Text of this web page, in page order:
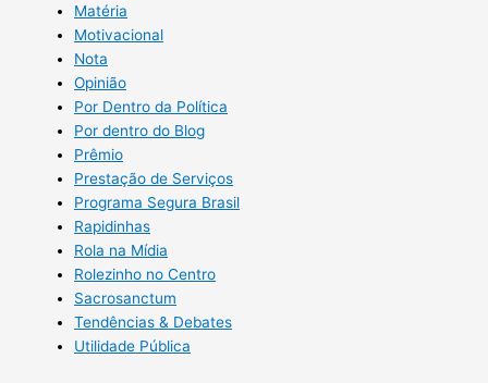
Matéria
Motivacional
Nota
Opinião
Por Dentro da Política
Por dentro do Blog
Prêmio
Prestação de Serviços
Programa Segura Brasil
Rapidinhas
Rola na Mídia
Rolezinho no Centro
Sacrosanctum
Tendências & Debates
Utilidade Pública